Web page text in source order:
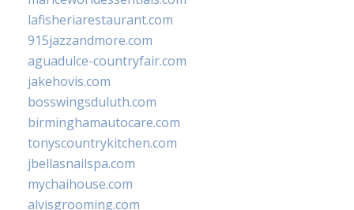
lafisheriarestaurant.com
915jazzandmore.com
aguadulce-countryfair.com
jakehovis.com
bosswingsduluth.com
birminghamautocare.com
tonyscountrykitchen.com
jbellasnailspa.com
mychaihouse.com
alvisgrooming.com